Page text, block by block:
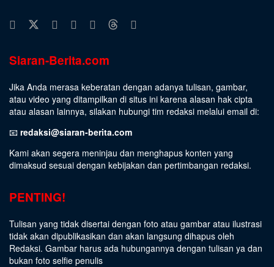
Siaran-Berita.com
Jika Anda merasa keberatan dengan adanya tulisan, gambar,
atau video yang ditampilkan di situs ini karena alasan hak cipta
atau alasan lainnya, silakan hubungi tim redaksi melalui email di:
📧 redaksi@siaran-berita.com
Kami akan segera meninjau dan menghapus konten yang
dimaksud sesuai dengan kebijakan dan pertimbangan redaksi.
PENTING!
Tulisan yang tidak disertai dengan foto atau gambar atau ilustrasi
tidak akan dipublikasikan dan akan langsung dihapus oleh
Redaksi. Gambar harus ada hubungannya dengan tulisan ya dan
bukan foto selfie penulis